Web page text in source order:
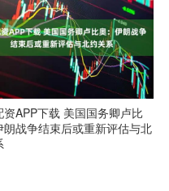
资APP下载 美国国务卿卢比
朗战争结束后或重新评估与北